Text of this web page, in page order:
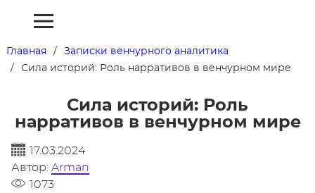
Главная
Записки венчурного аналитика
Сила историй: Роль нарративов в венчурном мире
Сила историй: Роль
нарративов в венчурном мире
17.03.2024
Автор: Arman
1073